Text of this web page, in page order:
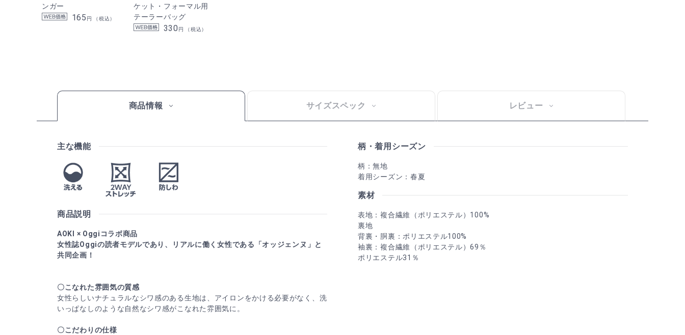
ンガー
165 円 （税込）
ケット・フォーマル用
テーラーバッグ
330 円 （税込）
商品情報 サイズスペック レビュー
主な機能
商品説明
AOKI × Oggiコラボ商品
女性誌Oggiの読者モデルであり、リアルに働く女性である「オッジェンヌ」と
共同企画！
〇こなれた雰囲気の質感
女性らしいナチュラルなシワ感のある生地は、アイロンをかける必要がなく、洗
いっぱなしのような自然なシワ感がこなれた雰囲気に。
〇こだわりの仕様
柄・着用シーズン
柄：無地
着用シーズン：春夏
素材
表地：複合繊維（ポリエステル）100%
裏地
背裏・胴裏：ポリエステル100%
袖裏：複合繊維（ポリエステル）69％
ポリエステル31％